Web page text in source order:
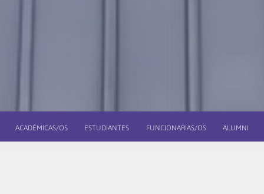
ACADÉMICAS/OS ESTUDIANTES FUNCIONARIAS/OS ALUMNI